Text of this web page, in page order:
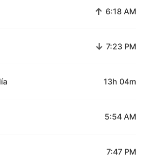
↑ 6:18 AM
↓ 7:23 PM
13h 04m
5:54 AM
7:47 PM